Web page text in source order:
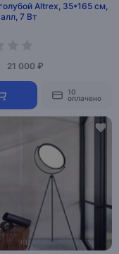
Altrex, 35*165 см,
7 Вт
21 000 ₽
10
оплачено